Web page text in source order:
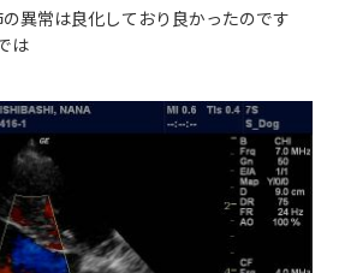
異常は良化しており良かったのです
は